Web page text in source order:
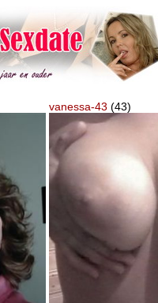
vanessa-43 (43)